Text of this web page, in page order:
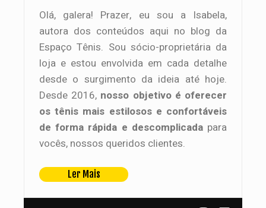
Olá, galera! Prazer, eu sou a Isabela,
autora dos conteúdos aqui no blog da
Espaço Tênis. Sou sócio-proprietária da
loja e estou envolvida em cada detalhe
desde o surgimento da ideia até hoje.
Desde 2016, nosso objetivo é oferecer
os tênis mais estilosos e confortáveis
de forma rápida e descomplicadapara
vocês, nossos queridos clientes.
Ler Mais